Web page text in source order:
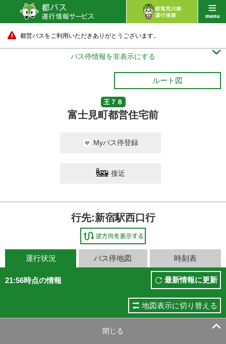
都営バスをご利用いただきありがとうございます。
バス停情報を非表示にする 
ルート図
王７８
富士見町都営住宅前
Myバス停登録
接近
行先:新宿駅西口行
運行状況 バス停地図 時刻表
21:56時点の情報 最新情報に更新
地図表示に切り替える
閉じる 